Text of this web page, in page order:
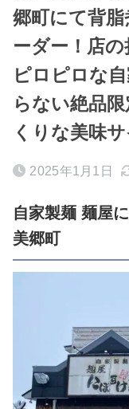
郷町にて背
ーダー！店
ピロピロな
らない絶品
くりな美味
2025年1月1日
自家製麺 麺屋
美郷町